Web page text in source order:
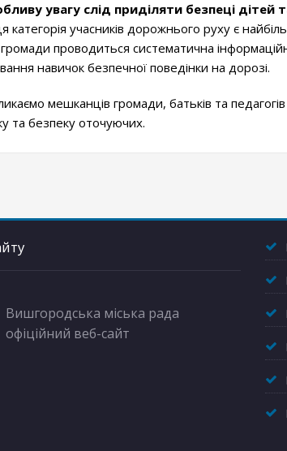
увагу слід приділяти безпеці дітей
категорія учасників дорожнього руху є
громади проводиться систематична
навичок безпечної поведінки на дорозі.
мешканців громади, батьків та педагогів
та безпеку оточуючих.
Вишгородська міська рада
офіційний веб-сайт